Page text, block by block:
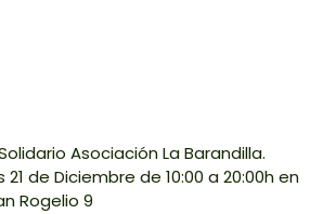
Asociación La Barandilla.
de Diciembre de 10:00 a 20:00h en
Rogelio 9